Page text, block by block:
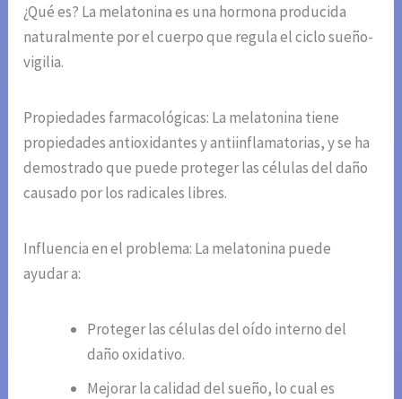
¿Qué es? La melatonina es una hormona producida
naturalmente por el cuerpo que regula el ciclo sueño-
vigilia.
Propiedades farmacológicas: La melatonina tiene
propiedades antioxidantes y antiinflamatorias, y se ha
demostrado que puede proteger las células del daño
causado por los radicales libres.
Influencia en el problema: La melatonina puede
ayudar a:
Proteger las células del oído interno del
daño oxidativo.
Mejorar la calidad del sueño, lo cual es